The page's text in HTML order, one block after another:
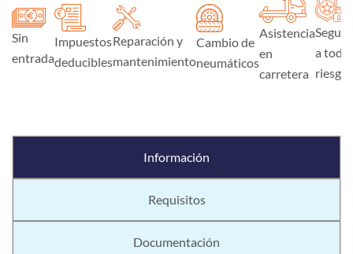
Sin
entrada
Impuestos
deducibles
Reparación y
mantenimiento
Cambio de
neumáticos
Asistencia
en
carretera
Seguro
a todo
riesgo
Información
Requisitos
Documentación